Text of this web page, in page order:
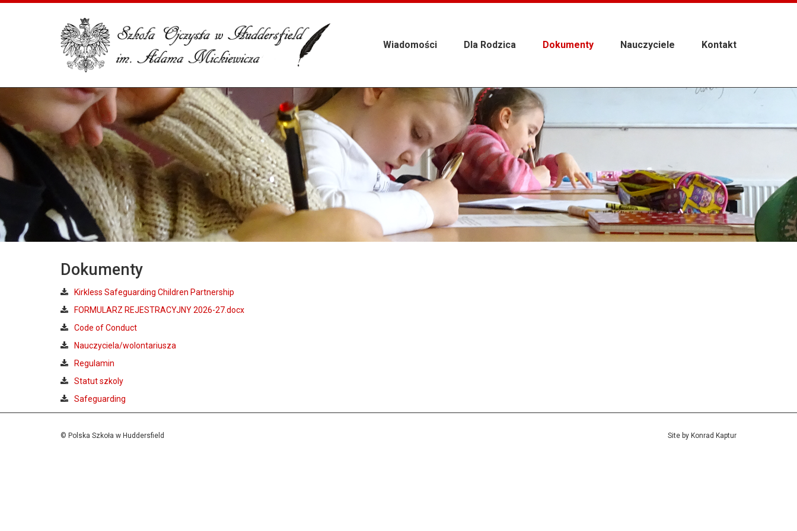
Wiadomości Dla Rodzica Dokumenty Nauczyciele Kontakt
Dokumenty
Kirkless Safeguarding Children Partnership
FORMULARZ REJESTRACYJNY 2026-27.docx
Code of Conduct
Nauczyciela/wolontariusza
Regulamin
Statut szkoly
Safeguarding
© Polska Szkoła w Huddersfield Site by Konrad Kaptur